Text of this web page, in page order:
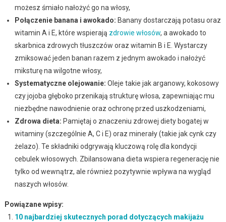
możesz śmiało nałożyć go na włosy,
Połączenie banana i awokado: Banany dostarczają potasu oraz
witamin A i E, które wspierają zdrowie włosów, a awokado to
skarbnica zdrowych tłuszczów oraz witamin B i E. Wystarczy
zmiksować jeden banan razem z jednym awokado i nałożyć
miksturę na wilgotne włosy,
Systematyczne olejowanie: Oleje takie jak arganowy, kokosowy
czy jojoba głęboko przenikają strukturę włosa, zapewniając mu
niezbędne nawodnienie oraz ochronę przed uszkodzeniami,
Zdrowa dieta: Pamiętaj o znaczeniu zdrowej diety bogatej w
witaminy (szczególnie A, C i E) oraz minerały (takie jak cynk czy
żelazo). Te składniki odgrywają kluczową rolę dla kondycji
cebulek włosowych. Zbilansowana dieta wspiera regenerację nie
tylko od wewnątrz, ale również pozytywnie wpływa na wygląd
naszych włosów.
Powiązane wpisy:
10 najbardziej skutecznych porad dotyczących makijażu